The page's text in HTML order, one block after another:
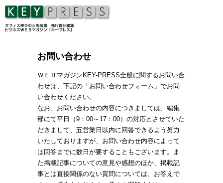
お問い合わせ
ＷＥＢマガジンKEY-PRESS全般に関するお問い合
わせは、下記の「お問い合わせフォーム」でお問
い合わせください。
なお、お問い合わせの内容につきましては、編集
部にて平日（9：00～17：00）の対応とさせていた
だきまして、五営業日以内に回答できるよう努力
いたしておりますが、お問い合わせ内容によって
は回答までに数日が要することもございます。ま
た掲載記事についての意見や感想のほか、掲載記
事とは直接関係のない質問については、お答えで